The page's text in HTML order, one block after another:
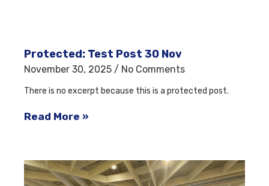
Protected: Test Post 30 Nov
November 30, 2025 No Comments
There is no excerpt because this is a protected post.
Read More »